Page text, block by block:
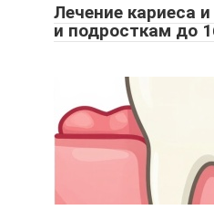
Лечение кариеса
и подросткам до